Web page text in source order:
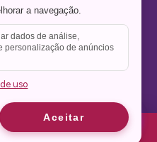
byWordPress
a navegação.
dados de análise,
personalização de anúncios
uso
Aceitar